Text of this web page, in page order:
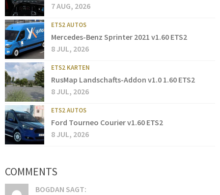
7 AUG, 2026
ETS2 AUTOS
Mercedes-Benz Sprinter 2021 v1.60 ETS2
8 JUL, 2026
ETS2 KARTEN
RusMap Landschafts-Addon v1.0 1.60 ETS2
8 JUL, 2026
ETS2 AUTOS
Ford Tourneo Courier v1.60 ETS2
8 JUL, 2026
COMMENTS
BOGDAN SAGT: